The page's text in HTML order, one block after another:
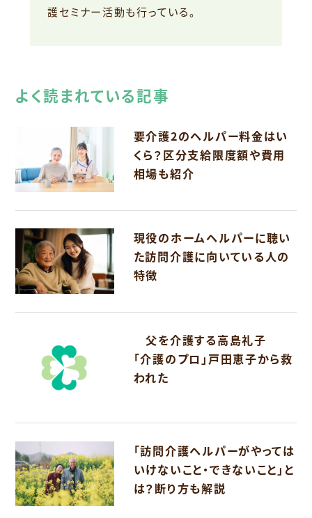
護セミナー活動も行っている。
よく読まれている記事
要介護2のヘルパー料金はい
くら？区分支給限度額や費用
相場も紹介
現役のホームヘルパーに聴い
た訪問介護に向いている人の
特徴
父を介護する高島礼子
「介護のプロ」戸田恵子から救
われた
「訪問介護ヘルパーがやっては
いけないこと・できないこと」と
は？断り方も解説